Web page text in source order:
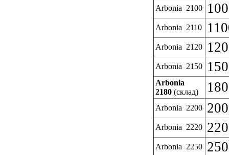
Arbonia 2100
Arbonia 2110
Arbonia 2120
Arbonia 2150
Arbonia
2180 (склад)
Arbonia 2200
Arbonia 2220
Arbonia 2250